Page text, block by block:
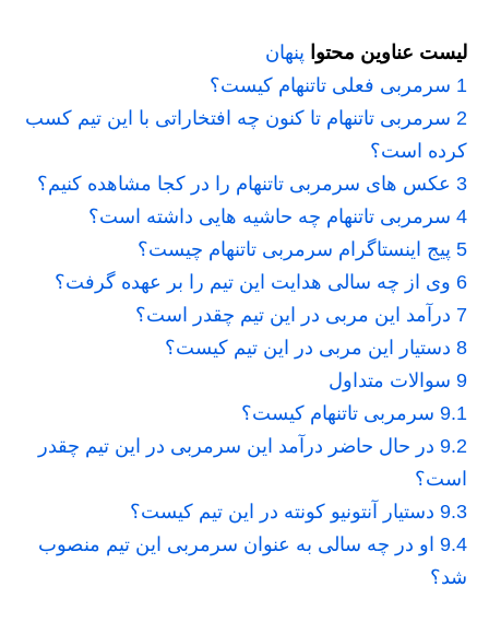
لیست عناوین محتوا پنهان
1 سرمربی فعلی تاتنهام کیست؟
2 سرمربی تاتنهام تا کنون چه افتخاراتی با این تیم کسب
کرده است؟
3 عکس های سرمربی تاتنهام را در کجا مشاهده کنیم؟
4 سرمربی تاتنهام چه حاشیه هایی داشته است؟
5 پیج اینستاگرام سرمربی تاتنهام چیست؟
6 وی از چه سالی هدایت این تیم را بر عهده گرفت؟
7 درآمد این مربی در این تیم چقدر است؟
8 دستیار این مربی در این تیم کیست؟
9 سوالات متداول
9.1 سرمربی تاتنهام کیست؟
9.2 در حال حاضر درآمد این سرمربی در این تیم چقدر
است؟
9.3 دستیار آنتونیو کونته در این تیم کیست؟
9.4 او در چه سالی به عنوان سرمربی این تیم منصوب
شد؟